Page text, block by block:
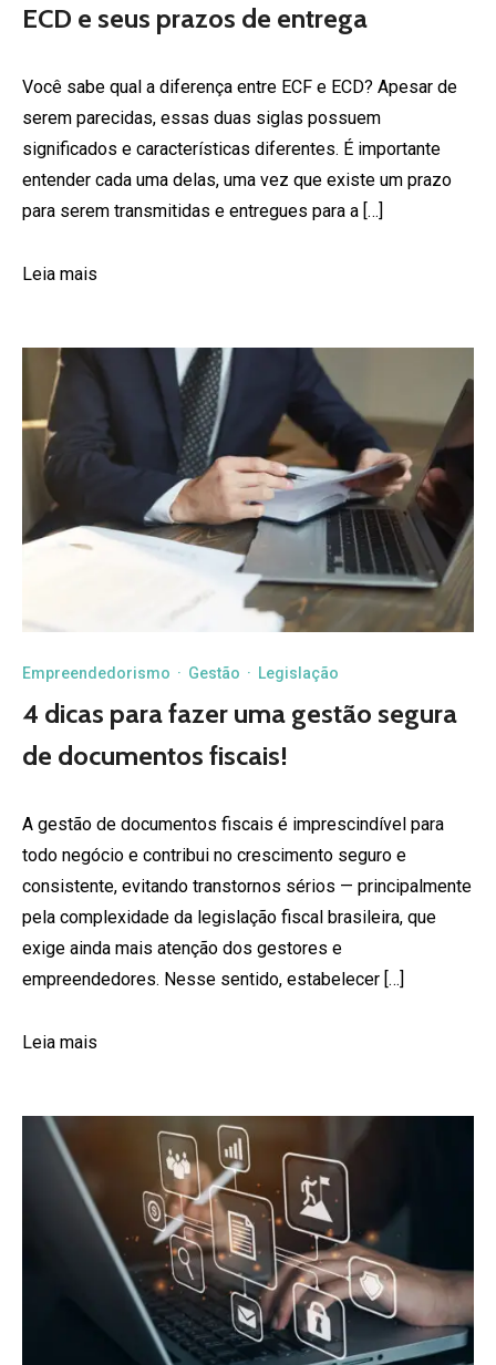
ECD e seus prazos de entrega
Você sabe qual a diferença entre ECF e ECD? Apesar de
serem parecidas, essas duas siglas possuem
significados e características diferentes. É importante
entender cada uma delas, uma vez que existe um prazo
para serem transmitidas e entregues para a […]
Leia mais
Empreendedorismo · Gestão · Legislação
4 dicas para fazer uma gestão segura
de documentos fiscais!
A gestão de documentos fiscais é imprescindível para
todo negócio e contribui no crescimento seguro e
consistente, evitando transtornos sérios — principalmente
pela complexidade da legislação fiscal brasileira, que
exige ainda mais atenção dos gestores e
empreendedores. Nesse sentido, estabelecer […]
Leia mais